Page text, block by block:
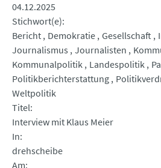
04.12.2025
Stichwort(e)
Bericht Demokratie Gesellschaft
Journalismus Journalisten
Kommunalpolitik Landespolitik
Politikberichterstattung
Weltpolitik
Titel
Interview mit Klaus Meier
In
drehscheibe
Am